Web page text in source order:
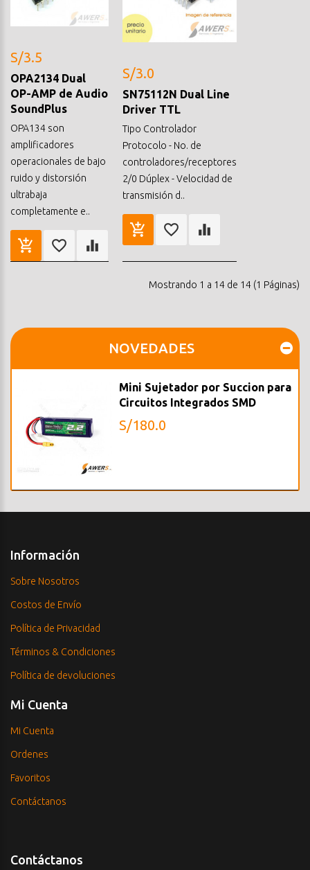
S/3.5
OPA2134 Dual
OP-AMP de Audio
SoundPlus
OPA134 son
amplificadores
operacionales de bajo
ruido y distorsión
ultrabaja
completamente e..
S/3.0
SN75112N Dual Line
Driver TTL
Tipo Controlador
Protocolo - No. de
controladores/receptores
2/0 Dúplex - Velocidad de
transmisión d..
Mostrando 1 a 14 de 14 (1 Páginas)
NOVEDADES
Mini Sujetador por Succion para
Circuitos Integrados SMD
S/180.0
Información
Sobre Nosotros
Costos de Envío
Política de Privacidad
Términos & Condiciones
Política de devoluciones
Mi Cuenta
Mi Cuenta
Ordenes
Favoritos
Contáctanos
Contáctanos